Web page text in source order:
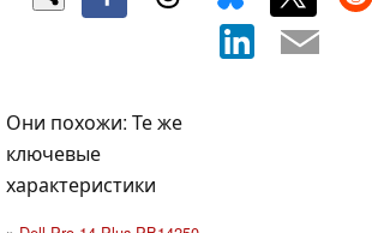
Они похожи: Те же
ключевые
характеристики